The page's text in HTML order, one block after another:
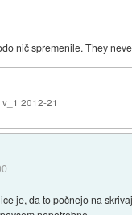
nič spremenile. They
2012-21
je, da to počnejo na